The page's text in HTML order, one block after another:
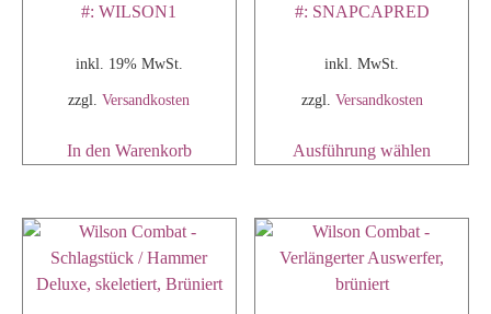
#: WILSON1
inkl. 19% MwSt.
zzgl.Versandkosten
In den Warenkorb
#: SNAPCAPRED
inkl. MwSt.
zzgl. Versandkosten
Ausführung wählen